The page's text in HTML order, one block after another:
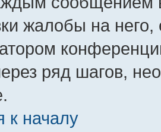
жалобы на
ряд шагов,
к началу